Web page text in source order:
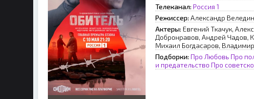
Телеканал: Россия 1
Режиссер: Александр
Актеры: Евгений Ткачук,
Добронравов, Андрей Чадов,
Михаил Богдасаров,
Подборки: Про Любовь Про
и предательство Про